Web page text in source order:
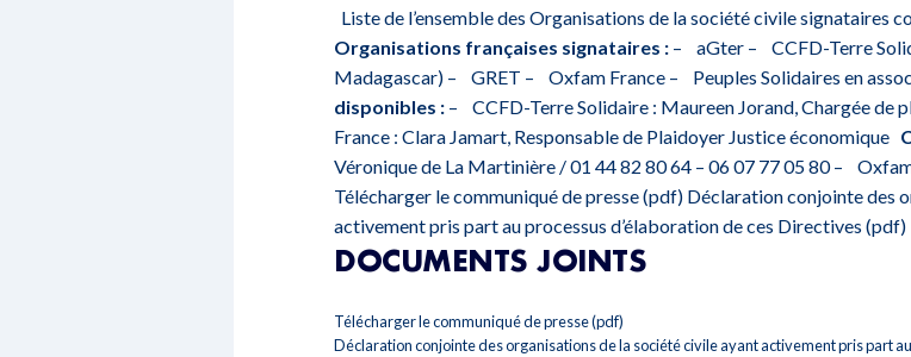
Liste de l’ensemble des Organisations de la société civile signataires
Organisations françaises signataires : – aGter – CCFD-Terre
Madagascar) – GRET – Oxfam France – Peuples Solidaires en
disponibles : – CCFD-Terre Solidaire : Maureen Jorand, Chargée
France : Clara Jamart, Responsable de Plaidoyer Justice économique
Véronique de La Martinière / 01 44 82 80 64 – 06 07 77 05 80 –
Télécharger le communiqué de presse (pdf) Déclaration conjointe des
activement pris part au processus d’élaboration de ces Directives (pdf)
DOCUMENTS JOINTS
Télécharger le communiqué de presse (pdf)
Déclaration conjointe des organisations de la société civile ayant activement pris part